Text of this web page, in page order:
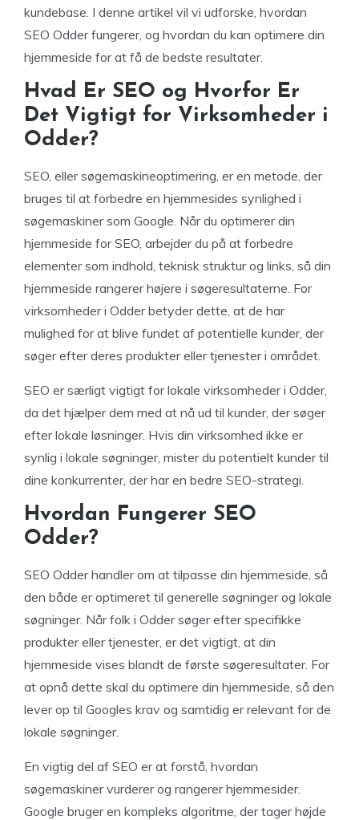
kundebase. I denne artikel vil vi udforske, hvordan
SEO Odder fungerer, og hvordan du kan optimere din
hjemmeside for at få de bedste resultater.
Hvad Er SEO og Hvorfor Er
Det Vigtigt for Virksomheder i
Odder?
SEO, eller søgemaskineoptimering, er en metode, der
bruges til at forbedre en hjemmesides synlighed i
søgemaskiner som Google. Når du optimerer din
hjemmeside for SEO, arbejder du på at forbedre
elementer som indhold, teknisk struktur og links, så din
hjemmeside rangerer højere i søgeresultaterne. For
virksomheder i Odder betyder dette, at de har
mulighed for at blive fundet af potentielle kunder, der
søger efter deres produkter eller tjenester i området.
SEO er særligt vigtigt for lokale virksomheder i Odder,
da det hjælper dem med at nå ud til kunder, der søger
efter lokale løsninger. Hvis din virksomhed ikke er
synlig i lokale søgninger, mister du potentielt kunder til
dine konkurrenter, der har en bedre SEO-strategi.
Hvordan Fungerer SEO
Odder?
SEO Odder handler om at tilpasse din hjemmeside, så
den både er optimeret til generelle søgninger og lokale
søgninger. Når folk i Odder søger efter specifikke
produkter eller tjenester, er det vigtigt, at din
hjemmeside vises blandt de første søgeresultater. For
at opnå dette skal du optimere din hjemmeside, så den
lever op til Googles krav og samtidig er relevant for de
lokale søgninger.
En vigtig del af SEO er at forstå, hvordan
søgemaskiner vurderer og rangerer hjemmesider.
Google bruger en kompleks algoritme, der tager højde